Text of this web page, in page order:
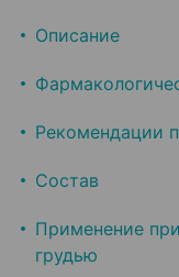
Описание
Рекомендации
Состав
Применение
грудью